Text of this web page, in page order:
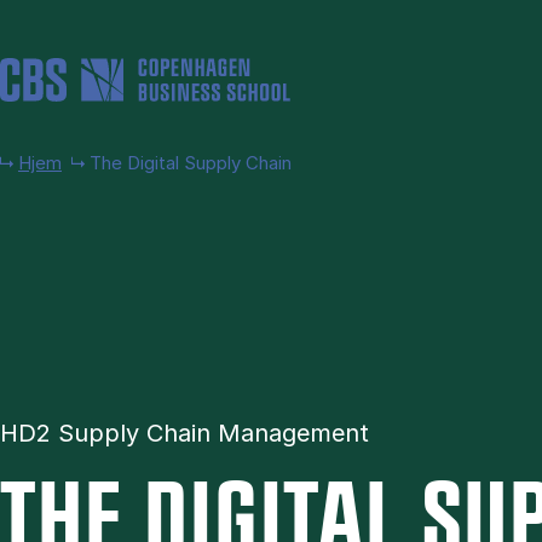
Hjem The Digital Supply Chain
HD2 Supply Chain Management